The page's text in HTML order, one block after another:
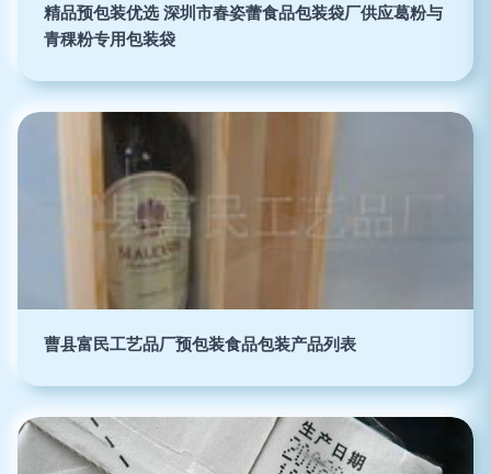
精品预包装优选 深圳市春姿蕾食品包装袋厂供应葛粉与
青稞粉专用包装袋
曹县富民工艺品厂预包装食品包装产品列表